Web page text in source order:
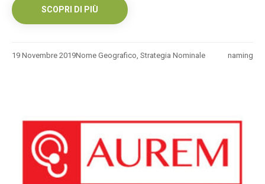
SCOPRI DI PIÙ
19 Novembre 2019 naming
Nome Geografico, Strategia Nominale